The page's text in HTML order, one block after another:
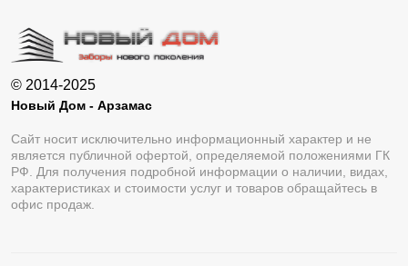
© 2014-2025
Новый Дом - Арзамас
Сайт носит исключительно информационный характер и не
является публичной офертой, определяемой положениями ГК
РФ. Для получения подробной информации о наличии, видах,
характеристиках и стоимости услуг и товаров обращайтесь в
офис продаж.